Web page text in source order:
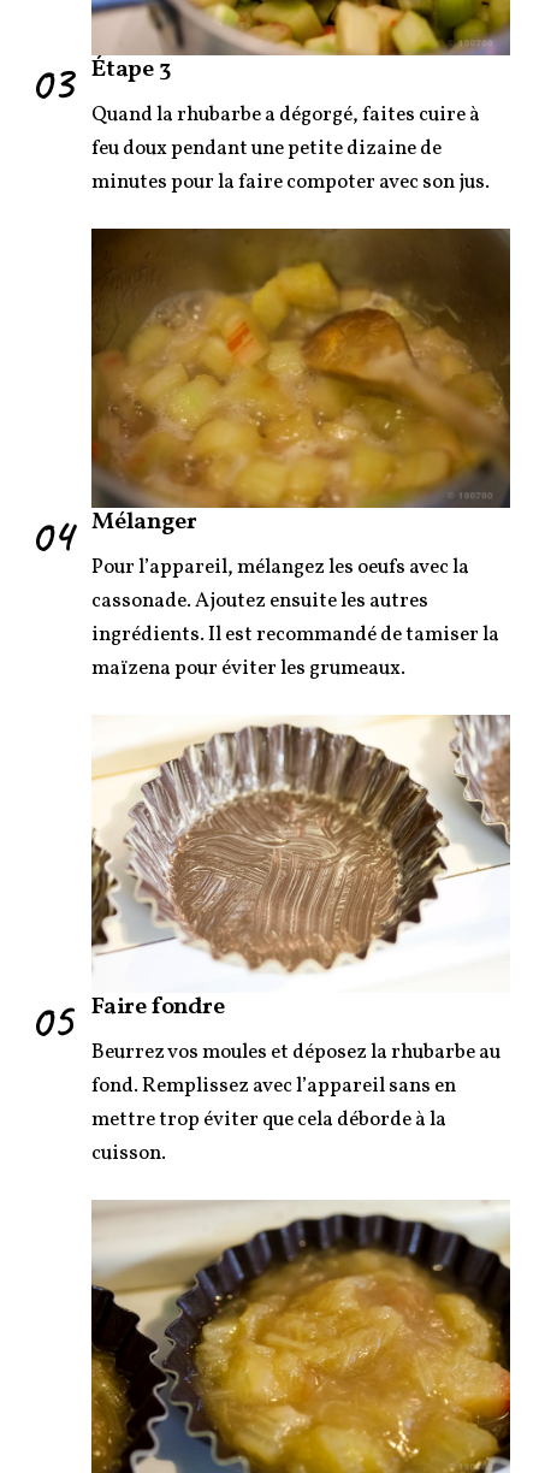
03 Étape 3
Quand la rhubarbe a dégorgé, faites cuire à
feu doux pendant une petite dizaine de
minutes pour la faire compoter avec son jus.
04 Mélanger
Pour l’appareil, mélangez les oeufs avec la
cassonade. Ajoutez ensuite les autres
ingrédients. Il est recommandé de tamiser la
maïzena pour éviter les grumeaux.
05 Faire fondre
Beurrez vos moules et déposez la rhubarbe au
fond. Remplissez avec l’appareil sans en
mettre trop éviter que cela déborde à la
cuisson.